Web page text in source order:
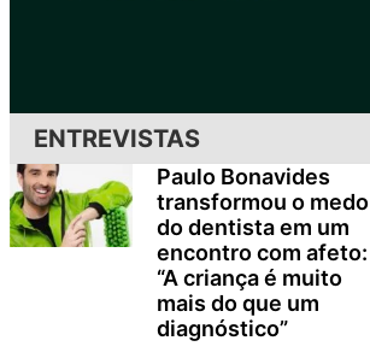
ENTREVISTAS
Paulo Bonavides
transformou o medo
do dentista em um
encontro com afeto:
“A criança é muito
mais do que um
diagnóstico”